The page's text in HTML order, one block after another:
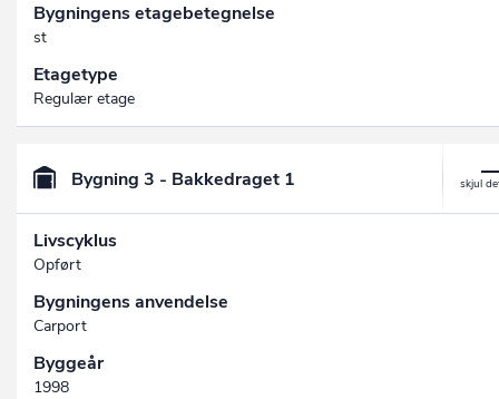
Bygningens etagebetegnelse
st
Etagetype
Regulær etage
Bygning 3 - Bakkedraget 1
Livscyklus
Opført
Bygningens anvendelse
Carport
Byggeår
1998